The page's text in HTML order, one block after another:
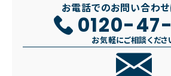
お電話でのお問い合わせ
0120-47-
お気軽にご相談くださ